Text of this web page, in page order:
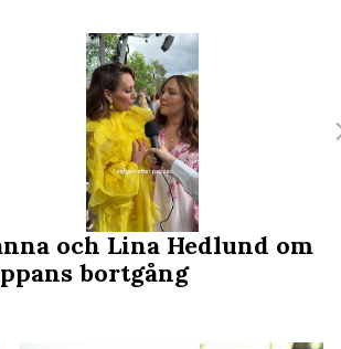
och Lina Hedlund om
bortgång